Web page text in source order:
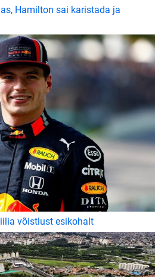
Hamilton sai karistada ja
võistlust esikohalt